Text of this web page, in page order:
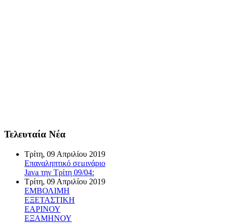
Τελευταία Νέα
Τρίτη, 09 Απριλίου 2019
Επαναληπτικό σεμινάριο
Java την Τρίτη 09/04:
Τρίτη, 09 Απριλίου 2019
ΕΜΒΟΛΙΜΗ
ΕΞΕΤΑΣΤΙΚΗ
ΕΑΡΙΝΟΥ
ΕΞΑΜΗΝΟΥ